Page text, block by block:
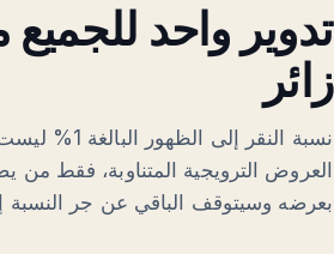
تدوير واحد للجميع
زائر
نسبة النقر
العروض الترويجية المتناوبة، فقط من
بعرضه وسيتوقف الباقي عن جر النسبة